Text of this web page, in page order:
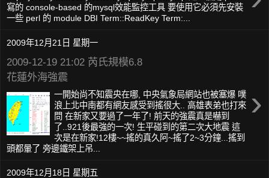
寫的 console-based 的mysql效能監控工具 要使用它必須先安裝
一些 perl 的 module DBI Term::ReadKey Term:...
2009年12月21日 星期一
2009-12-19 21:02 芮氏規模6.8
花蓮外海強震
›
一開始尚不知震央在哪, 中央氣象局網站也被塞爆 噗
浪上北中南都有網友感受到搖很大.. 高雄表弟也打來
問 在新家又要過了一年了! 前天的強震真是嚇到
了..921後最強的一次! 生平碰到的第二次大地震 這
次是在新家!12樓~~搖的真久阿~搖了2~3分鐘...搖到
頭都暈了 旁邊鐵架上吊...
2009年12月18日 星期五